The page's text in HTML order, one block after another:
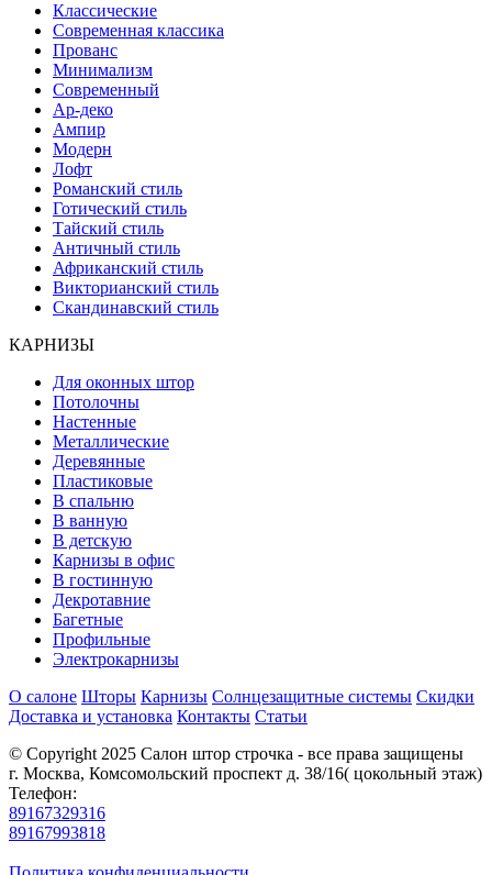
Классические
Современная классика
Прованс
Минимализм
Современный
Ар-деко
Ампир
Модерн
Лофт
Романский стиль
Готический стиль
Тайский стиль
Античный стиль
Африканский стиль
Викторианский стиль
Скандинавский стиль
КАРНИЗЫ
Для оконных штор
Потолочны
Настенные
Металлические
Деревянные
Пластиковые
В спальню
В ванную
В детскую
Карнизы в офис
В гостинную
Декротавние
Багетные
Профильные
Электрокарнизы
О салоне Шторы Карнизы Солнцезащитные системы Скидки
Доставка и установка Контакты Статьи
© Copyright 2025 Салон штор строчка - все права защищены
г. Москва, Комсомольский проспект д. 38/16( цокольный этаж)
Телефон:
89167329316
89167993818